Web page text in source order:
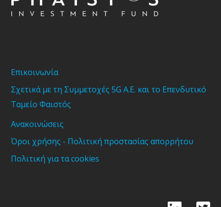
Επικοινωνία
Σχετικά με τη Συμμετοχές 5G Α.Ε. και το Επενδυτικό
Ταμείο Φαιστός
Ανακοινώσεις
Όροι χρήσης - Πολιτική προστασίας απορρήτου
Πολιτική για τα cookies